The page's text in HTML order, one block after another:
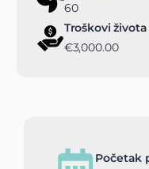
60
Troškovi života
€3,000.00
Početak